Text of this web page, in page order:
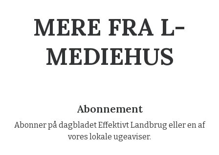
MERE FRA L-
MEDIEHUS
Abonnement
Abonner på dagbladet Effektivt Landbrug eller en af
vores lokale ugeaviser.